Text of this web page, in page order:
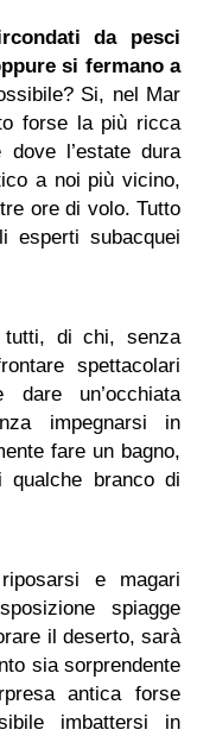
da pesci
si fermano a
Si, nel Mar
forse la più ricca
l’estate dura
a noi più vicino,
ore di volo. Tutto
esperti subacquei
di chi, senza
spettacolari
un’occhiata
impegnarsi in
fare un bagno,
qualche branco di
e magari
spiagge
il deserto, sarà
sia sorprendente
antica forse
imbattersi in